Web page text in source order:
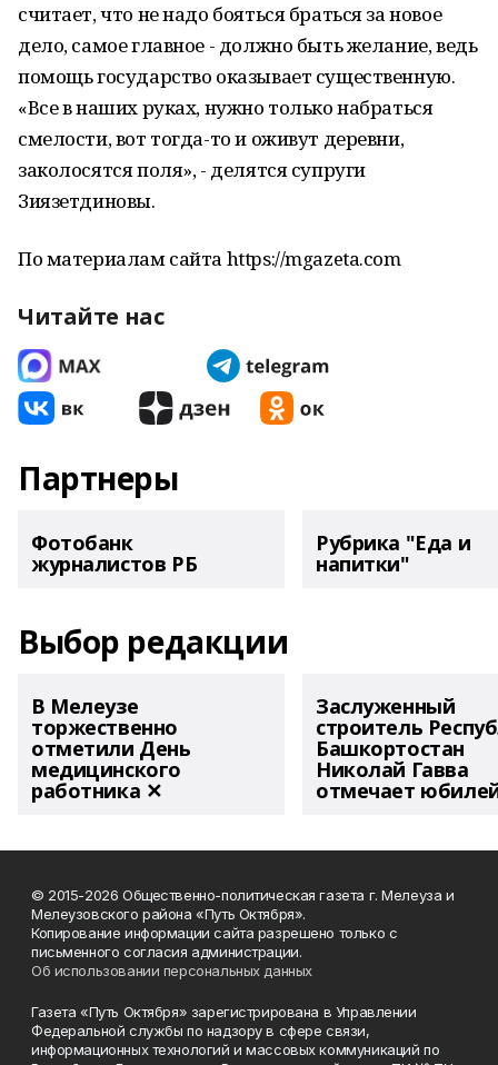
считает, что не надо бояться браться за новое
дело, самое главное - должно быть желание, ведь
помощь государство оказывает существенную.
«Все в наших руках, нужно только набраться
смелости, вот тогда-то и оживут деревни,
заколосятся поля», - делятся супруги
Зиязетдиновы.
По материалам сайта https://mgazeta.com
Читайте нас
Партнеры
Фотобанк
журналистов РБ
Рубрика "Еда и
напитки"
Выбор редакции
В Мелеузе
торжественно
отметили День
медицинского
работника ✕
Заслуженный
строитель
Башкортостан
Николай Гавва
отмечает
© 2015-2026 Общественно-политическая газета г. Мелеуза и
Мелеузовского района «Путь Октября».
Копирование информации сайта разрешено только с
письменного согласия администрации.
Об использовании персональных данных
Газета «Путь Октября» зарегистрирована в Управлении
Федеральной службы по надзору в сфере связи,
информационных технологий и массовых коммуникаций по